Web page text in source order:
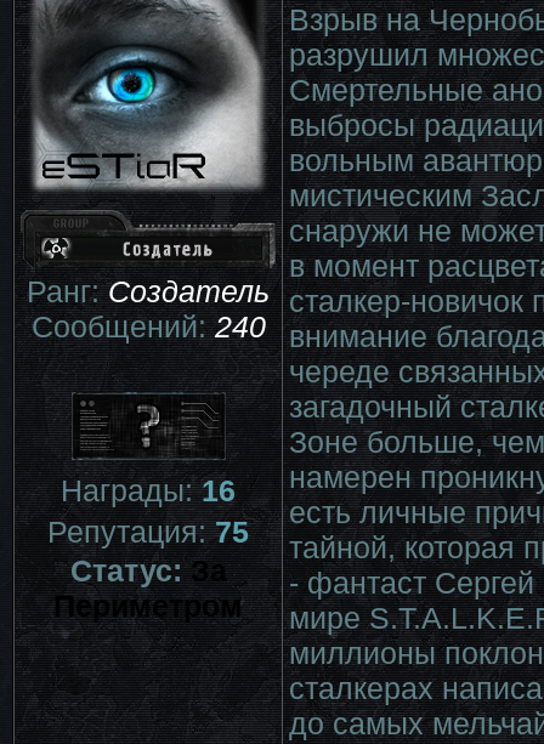
Ранг:Создатель
Сообщений:240
Награды:16
Репутация:75
Статус:За
Периметром
Взрыв на
разрушил
Смертельные
выбросы
вольным
мистическим
снаружи не
в момент
сталкер-
внимание
череде
загадочный
Зоне больше,
намерен
есть личные
тайной, которая
- фантаст
мире
миллионы
сталкерах
до самых